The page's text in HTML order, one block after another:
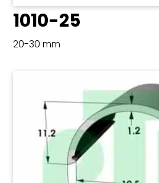
1010-25
20-30 mm